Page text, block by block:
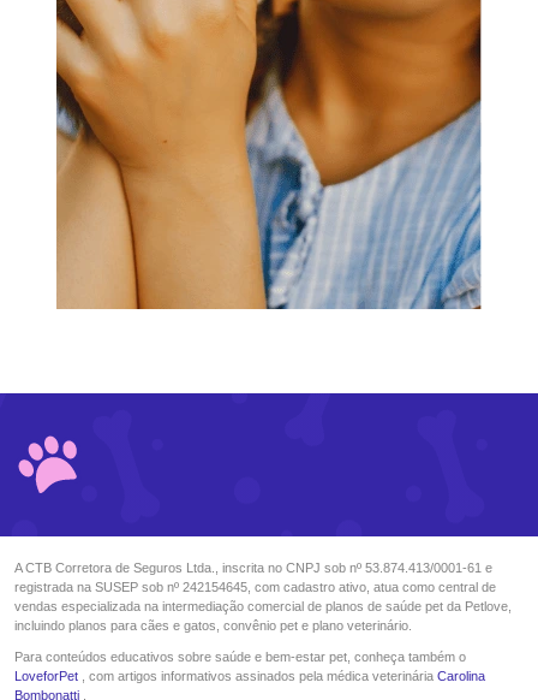
A CTB Corretora de Seguros Ltda., inscrita no CNPJ sob nº 53.874.413/0001-61 e
registrada na SUSEP sob nº 242154645, com cadastro ativo, atua como central de
vendas especializada na intermediação comercial de planos de saúde pet da Petlove,
incluindo planos para cães e gatos, convênio pet e plano veterinário.
Para conteúdos educativos sobre saúde e bem-estar pet, conheça também o
LoveforPet
, com artigos informativos assinados pela médica veterinária Carolina
Bombonatti